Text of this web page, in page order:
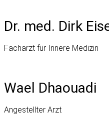
Dr. med. Dirk
Facharzt für Innere Medizin
Wael Dhaouadi
Angestellter Arzt